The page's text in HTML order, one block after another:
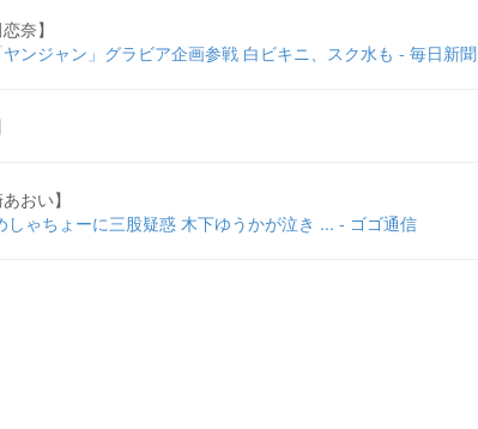
奈】
ンジャン」グラビア企画参戦 白ビキニ、スク水も - 毎日新聞
おい】
しゃちょーに三股疑惑 木下ゆうかが泣き ... - ゴゴ通信